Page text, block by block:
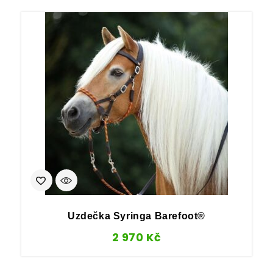
Uzdečka Syringa Barefoot®
2 970 Kč